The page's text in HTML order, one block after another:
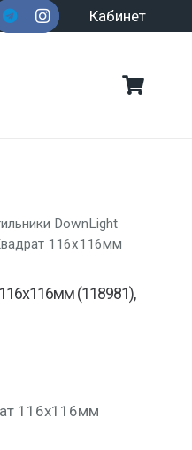
Кабинет
DownLight
116х116мм
116х116мм (118981),
116х116мм